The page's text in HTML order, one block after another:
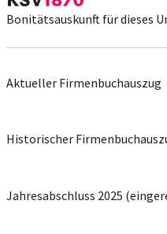
Bonitätsauskunft für dieses
Aktueller Firmenbuchauszug
Historischer
Jahresabschluss 2025